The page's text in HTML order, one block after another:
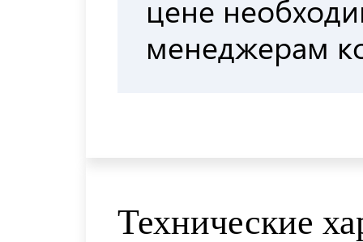
цене
менеджерам
Технические